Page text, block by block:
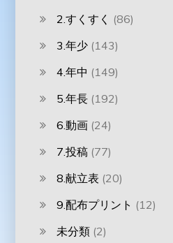
2.すくすく (86)
3.年少 (143)
4.年中 (149)
5.年長 (192)
6.動画 (24)
7.投稿 (77)
8.献立表 (20)
9.配布プリント (12)
未分類 (2)